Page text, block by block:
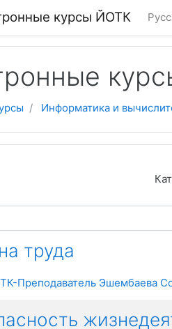
курсы ЙОТК
Информатика и
труда
Преподаватель Эшембаева